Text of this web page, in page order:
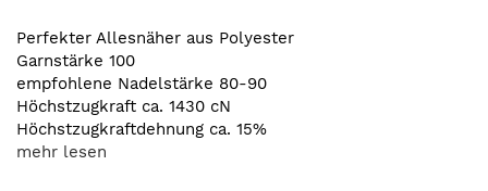
springen
Perfekter Allesnäher aus Polyester
Garnstärke 100
empfohlene Nadelstärke 80-90
Höchstzugkraft ca. 1430 cN
Höchstzugkraftdehnung ca. 15%
mehr lesen